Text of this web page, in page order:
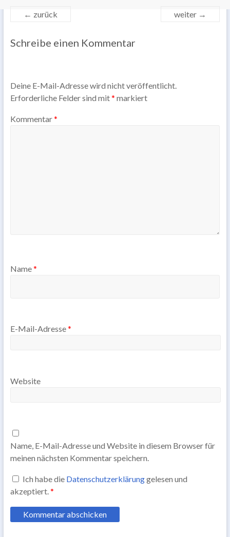
← zurück weiter →
Schreibe einen Kommentar
Deine E-Mail-Adresse wird nicht veröffentlicht.
Erforderliche Felder sind mit* markiert
Kommentar*
Name*
E-Mail-Adresse*
Website
Name, E-Mail-Adresse und Website in diesem Browser für
meinen nächsten Kommentar speichern.
Ich habe die Datenschutzerklärunggelesen und
akzeptiert.*